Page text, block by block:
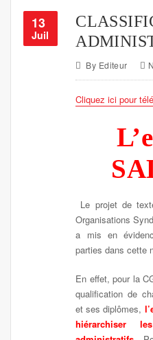
13
Juil
By Editeur
Cliquez ici pour
Le projet de
Organisations
a mis en
parties dans cette
En effet, pour la
qualification de
et ses diplômes,
hiérarchiser